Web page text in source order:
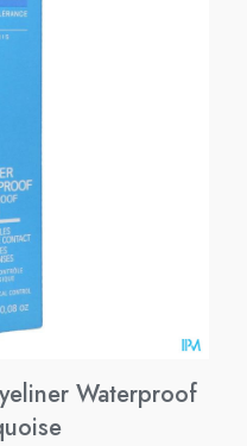
Waterproof